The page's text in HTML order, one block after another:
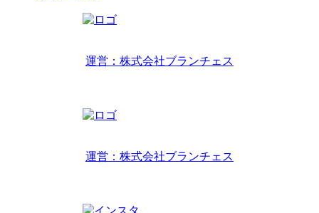
運営：株式会社ブランチェス
運営：株式会社ブランチェス